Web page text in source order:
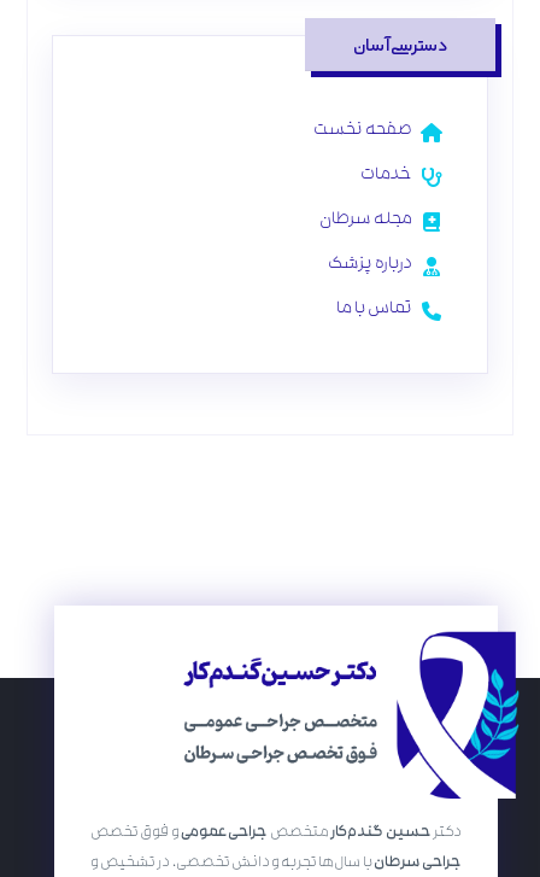
دسترسی آسان
صفحه نخست
خدمات
مجله سرطان
درباره پزشک
تماس با ما
دکترحسین گندم‌کارمتخصص جراحی عمومیو فوق تخصص
جراحی سرطانبا سال‌ها تجربه و دانش تخصصی، در تشخیص و